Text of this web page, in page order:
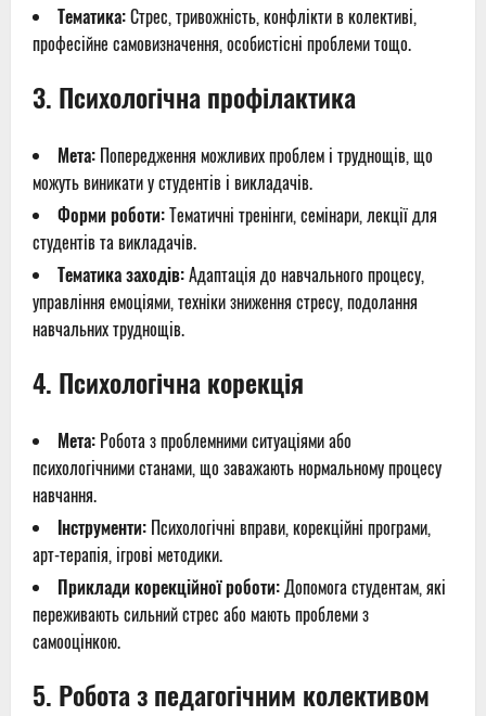
Тематика:Стрес, тривожність, конфлікти в колективі,
професійне самовизначення, особистісні проблеми тощо.
3. Психологічна профілактика
Мета: Попередження можливих проблем і труднощів, що
можуть виникати у студентів і викладачів.
Форми роботи:Тематичні тренінги, семінари, лекції для
студентів та викладачів.
Тематика заходів:Адаптація до навчального процесу,
управління емоціями, техніки зниження стресу, подолання
навчальних труднощів.
4. Психологічна корекція
Мета: Робота з проблемними ситуаціями або
психологічними станами, що заважають нормальному процесу
навчання.
Інструменти: Психологічні вправи, корекційні програми,
арт-терапія, ігрові методики.
Приклади корекційної роботи:Допомога студентам, які
переживають сильний стрес або мають проблеми з
самооцінкою.
5. Робота з педагогічним колективом